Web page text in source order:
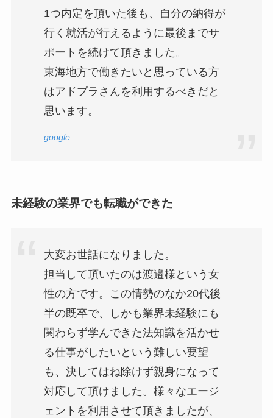
1つ内定を頂いた後も、自分の納得が
行く就活が行えるように最後までサ
ポートを続けて頂きました。
東海地方で働きたいと思っている方
はアドプラさんを利用するべきだと
思います。
google
未経験の業界でも転職ができた
大変お世話になりました。
担当して頂いたのは渡邉様という女
性の方です。この情勢のなか20代後
半の既卒で、しかも業界未経験にも
関わらず学んできた法知識を活かせ
る仕事がしたいという難しい要望
も、決してはね除けず親身になって
対応して頂けました。様々なエージ
ェントを利用させて頂きましたが、